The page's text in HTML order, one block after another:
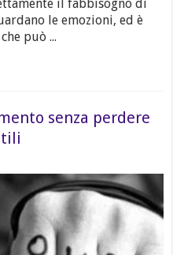
il fabbisogno di
le emozioni, ed è
può ...
senza perdere